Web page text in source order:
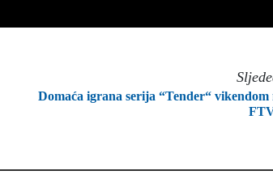
Domaća igrana serija “Tender“ vikendom